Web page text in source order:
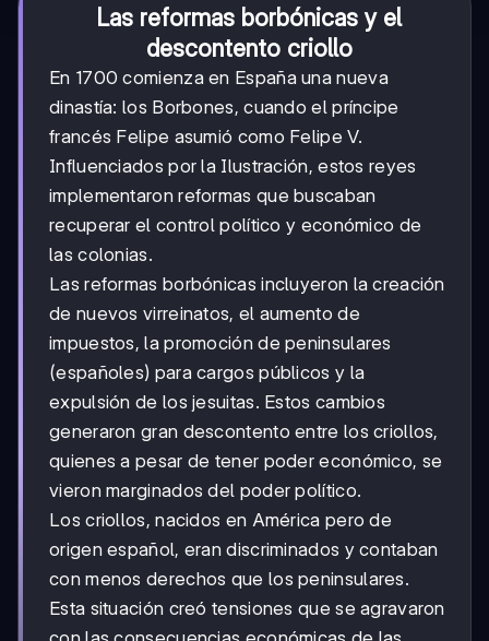
Las reformas borbónicas y el
descontento criollo
En 1700 comienza en España una nueva
dinastía: los Borbones, cuando el príncipe
francés Felipe asumió como Felipe V.
Influenciados por la Ilustración, estos reyes
implementaron reformas que buscaban
recuperar el control político y económico de
las colonias.
Las reformas borbónicas incluyeron la creación
de nuevos virreinatos, el aumento de
impuestos, la promoción de peninsulares
(españoles) para cargos públicos y la
expulsión de los jesuitas. Estos cambios
generaron gran descontento entre los criollos,
quienes a pesar de tener poder económico, se
vieron marginados del poder político.
Los criollos, nacidos en América pero de
origen español, eran discriminados y contaban
con menos derechos que los peninsulares.
Esta situación creó tensiones que se agravaron